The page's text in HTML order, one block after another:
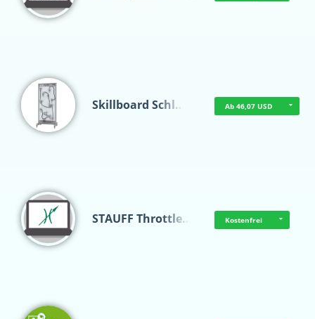
Skillboard Schl… Ab 46,07 USD
STAUFF Throttle… Kostenfrei